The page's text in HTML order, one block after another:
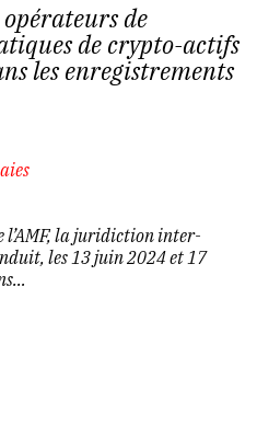
de
de crypto-actifs
les enregistrements
l’AMF, la juridiction inter-
les 13 juin 2024 et 17